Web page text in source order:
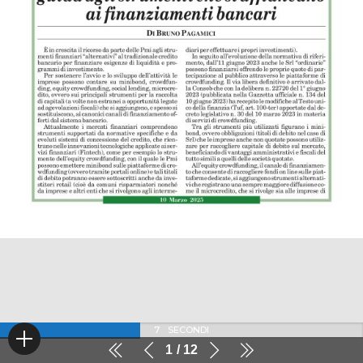
1 12
7 SECONDI